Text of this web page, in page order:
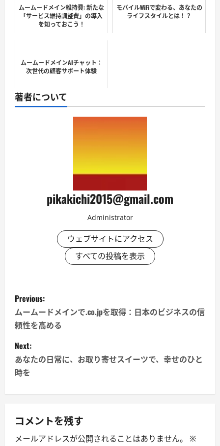
ムームードメイン維持費: 新たな
「サービス維持調整費」の導入
を知っておこう！
モバイルWiFiで変わる、あなたの
ライフスタイルとは！？
ムームードメインAIチャット：
次世代の顧客サポート体験
著者について
pikakichi2015@gmail.com
Administrator
ウェブサイトにアクセス
すべての投稿を表示
P
o
s
t
n
a
v
i
Previous:
ムームードメインで.co.jpを取得：日本のビジネスの信
頼性を高める
Next:
あなたの日常に、お取り寄せスイーツで、幸せのひと
時を
コメントを残す
メールアドレスが公開されることはありません。
※